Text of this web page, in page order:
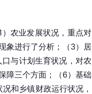
农业发展状况，重点对
象进行了分析；（3）居
口与计划生育状况，对农
障三个方面；（6）基础
和乡镇财政运行状况，